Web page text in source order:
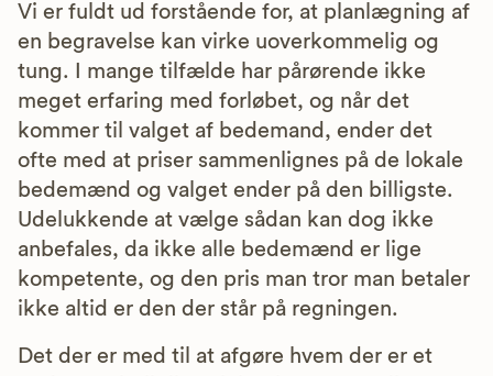
Vi er fuldt ud forstående for, at planlægning af
en begravelse kan virke uoverkommelig og
tung. I mange tilfælde har pårørende ikke
meget erfaring med forløbet, og når det
kommer til valget af bedemand, ender det
ofte med at priser sammenlignes på de lokale
bedemænd og valget ender på den billigste.
Udelukkende at vælge sådan kan dog ikke
anbefales, da ikke alle bedemænd er lige
kompetente, og den pris man tror man betaler
ikke altid er den der står på regningen.
Det der er med til at afgøre hvem der er et